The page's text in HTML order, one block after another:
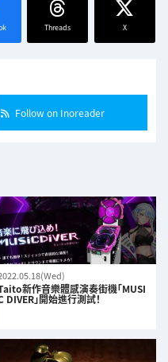
Threads X
Follow on Inoreader
新作音樂體感演奏街機「MUSI
DIVER」開始進行測試！